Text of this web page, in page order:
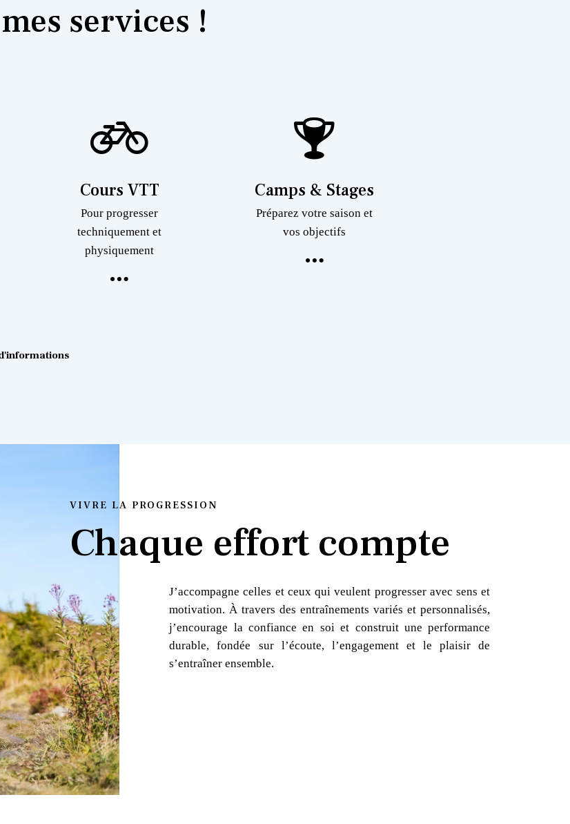
services !
Cours VTT
Pour progresser
techniquement et
physiquement
Camps & Stages
Préparez votre saison et
vos objectifs
VIVRE LA PROGRESSION
Chaque effort compte
J’accompagne celles et ceux qui veulent progresser avec sens et
motivation. À travers des entraînements variés et personnalisés,
j’encourage la confiance en soi et construit une performance
durable, fondée sur l’écoute, l’engagement et le plaisir de
s’entraîner ensemble.